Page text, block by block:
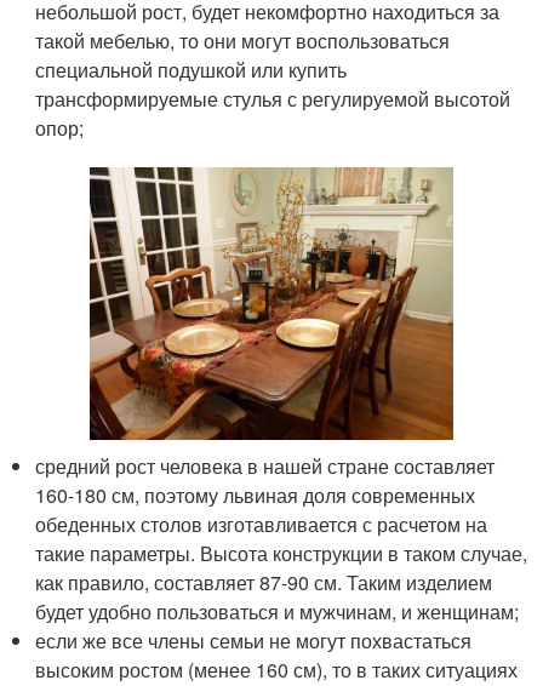
небольшой рост, будет некомфортно находиться за
такой мебелью, то они могут воспользоваться
специальной подушкой или купить
трансформируемые стулья с регулируемой высотой
опор;
средний рост человека в нашей стране составляет
160-180 см, поэтому львиная доля современных
обеденных столов изготавливается с расчетом на
такие параметры. Высота конструкции в таком случае,
как правило, составляет 87-90 см. Таким изделием
будет удобно пользоваться и мужчинам, и женщинам;
если же все члены семьи не могут похвастаться
высоким ростом (менее 160 см), то в таких ситуациях